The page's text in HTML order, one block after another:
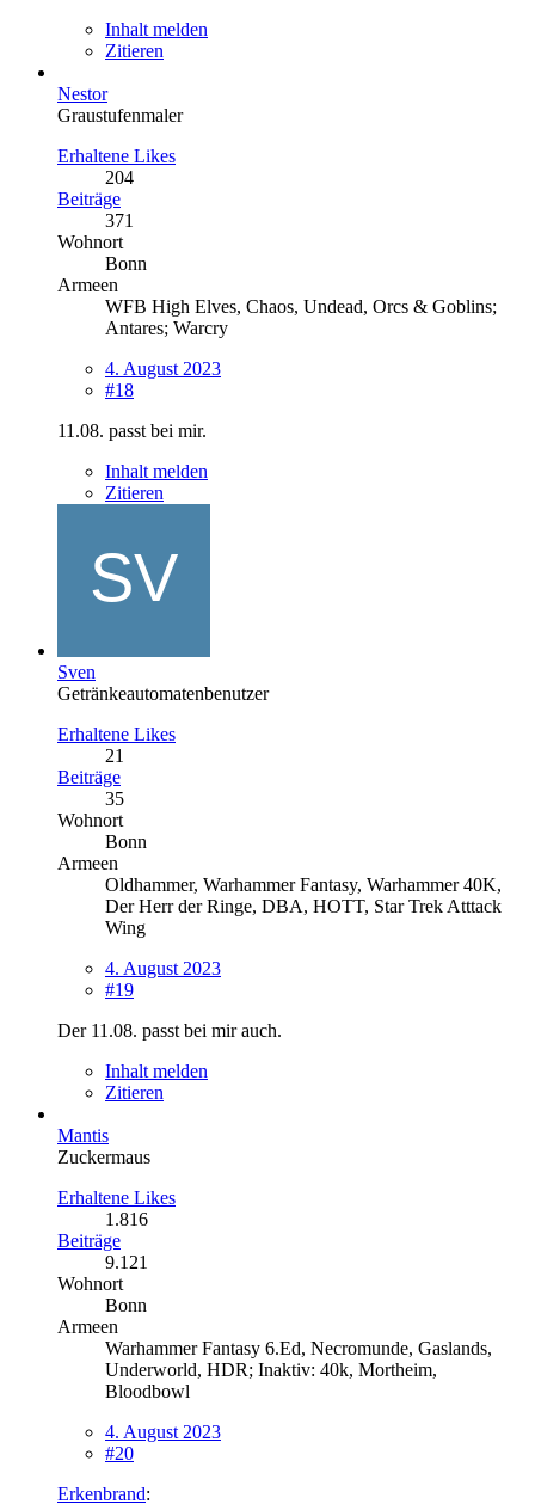
Inhalt melden
Zitieren
Nestor
Graustufenmaler
Erhaltene Likes
204
Beiträge
371
Wohnort
Bonn
Armeen
WFB High Elves, Chaos, Undead, Orcs & Goblins;
Antares; Warcry
4. August 2023
#18
11.08. passt bei mir.
Inhalt melden
Zitieren
Sven
Getränkeautomatenbenutzer
Erhaltene Likes
21
Beiträge
35
Wohnort
Bonn
Armeen
Oldhammer, Warhammer Fantasy, Warhammer 40K,
Der Herr der Ringe, DBA, HOTT, Star Trek Atttack
Wing
4. August 2023
#19
Der 11.08. passt bei mir auch.
Inhalt melden
Zitieren
Mantis
Zuckermaus
Erhaltene Likes
1.816
Beiträge
9.121
Wohnort
Bonn
Armeen
Warhammer Fantasy 6.Ed, Necromunde, Gaslands,
Underworld, HDR; Inaktiv: 40k, Mortheim,
Bloodbowl
4. August 2023
#20
Erkenbrand: